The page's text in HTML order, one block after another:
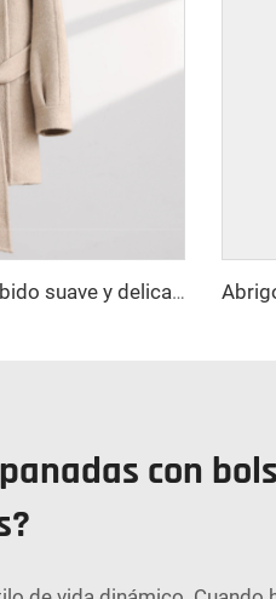
Abrigo de lana con cuello subido suave y delicado, abrigo de lana de longitud media que realza la figura con cinturón en la cintura
con